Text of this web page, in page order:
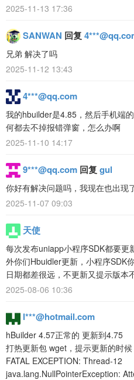
2025-11-13 17:36
SANWAN 回复
兄弟 解决了吗
2025-11-12 13:43
4***@qq.com
我的hbuilder是4.85，然后手机端
何都去不掉报错弹窗，怎么办啊
2025-11-10 14:17
9***@qq.com 回复 gul
你好有解决问题吗，我现在也出现
2025-11-07 09:03
天使
每次发布uniapp小程序SDK都要更
外你们Hbuidler更新，小程序SDK
日期都差很远，不更新又提示版本
2025-08-06 10:36
l***@hotmail.com
hBuilder 4.57正常的 更新到4.75
打热更新包 wget，提示更新的时
FATAL EXCEPTION: Thread-12
java.lang.NullPointerException: